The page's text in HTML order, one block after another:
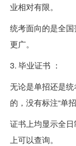
业相对有限。
统考面向的是全
更广。
3. 毕业证书 ：
无论是单招还是
的，没有标注“单招
证书上均显示全
上可以查询。